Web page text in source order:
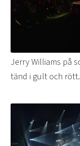
Jerry Williams på
tänd i gult och rött.